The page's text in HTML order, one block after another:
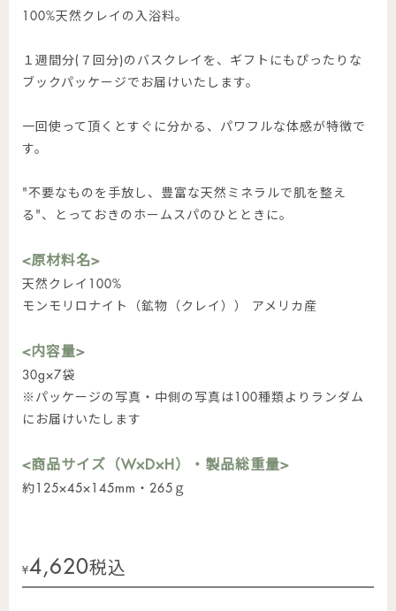
100%天然クレイの入浴料。
１週間分(７回分)のバスクレイを、ギフトにもぴったりな
ブックパッケージでお届けいたします。
一回使って頂くとすぐに分かる、パワフルな体感が特徴で
す。
"不要なものを手放し、豊富な天然ミネラルで肌を整え
る"、とっておきのホームスパのひとときに。
<原材料名>
天然クレイ100%
モンモリロナイト（鉱物（クレイ）） アメリカ産
<内容量>
30g×7袋
※パッケージの写真・中側の写真は100種類よりランダム
にお届けいたします
<商品サイズ（W×D×H）・製品総重量>
約125×45×145mm・265ｇ
¥4,620税込